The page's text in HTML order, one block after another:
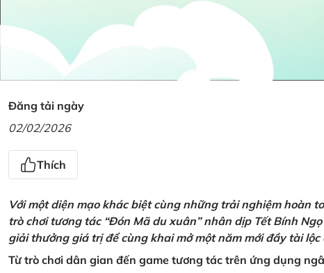
Đăng tải ngày
02/02/2026
Thích
Với một diện mạo khác biệt cùng những trải nghiệm hoàn
trò chơi tương tác “Đón Mã du xuân” nhân dịp Tết Bính
giải thưởng giá trị để cùng khai mở một năm mới đầy tài lộc
Từ trò chơi dân gian đến game tương tác trên ứng dụng